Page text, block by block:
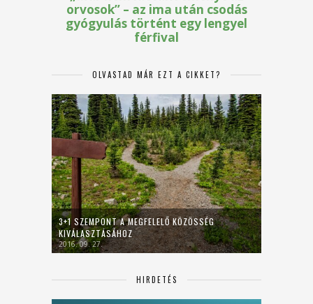
OLVASTAD MÁR EZT A CIKKET?
3+1 SZEMPONT A MEGFELELŐ KÖZÖSSÉG
KIVÁLASZTÁSÁHOZ
2016. 09. 27.
HIRDETÉS